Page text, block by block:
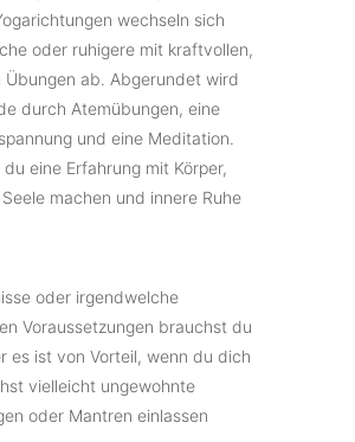
wechseln sich
oder ruhigere mit kraftvollen,
Übungen ab. Abgerundet wird
durch Atemübungen, eine
und eine Meditation.
du eine Erfahrung mit Körper,
machen und innere Ruhe
oder irgendwelche
Voraussetzungen brauchst du
es ist von Vorteil, wenn du dich
vielleicht ungewohnte
oder Mantren einlassen